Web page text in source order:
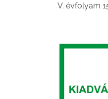
V. évfolyam